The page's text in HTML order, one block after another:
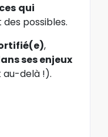
qui
possibles.
,
ses enjeux
au-delà !).